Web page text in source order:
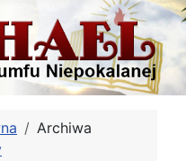
Archiwa